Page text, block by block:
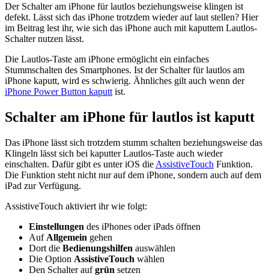
Der Schalter am iPhone für lautlos beziehungsweise klingen ist
defekt. Lässt sich das iPhone trotzdem wieder auf laut stellen? Hier
im Beitrag lest ihr, wie sich das iPhone auch mit kaputtem Lautlos-
Schalter nutzen lässt.
Die Lautlos-Taste am iPhone ermöglicht ein einfaches
Stummschalten des Smartphones. Ist der Schalter für lautlos am
iPhone kaputt, wird es schwierig. Ähnliches gilt auch wenn der
iPhone Power Button kaputt ist.
Schalter am iPhone für lautlos ist kaputt
Das iPhone lässt sich trotzdem stumm schalten beziehungsweise das
Klingeln lässt sich bei kaputter Lautlos-Taste auch wieder
einschalten. Dafür gibt es unter iOS die AssistiveTouch Funktion.
Die Funktion steht nicht nur auf dem iPhone, sondern auch auf dem
iPad zur Verfügung.
AssistiveTouch aktiviert ihr wie folgt:
Einstellungen des iPhones oder iPads öffnen
Auf Allgemein gehen
Dort die Bedienungshilfen auswählen
Die Option AssistiveTouch wählen
Den Schalter aufgrün setzen